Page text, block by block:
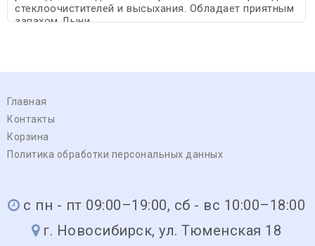
стеклоочистителей и высыхания. Обладает приятным
запахом Дыни.
Главная
Контакты
Корзина
Политика обработки персональных данных
с пн - пт 09:00–19:00, сб - вс 10:00–18:00
г. Новосибирск, ул. Тюменская 18